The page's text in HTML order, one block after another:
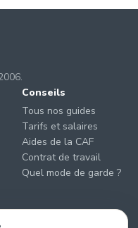
Conseils
Tous nos guides
Tarifs et salaires
Aides de la CAF
Contrat de travail
Quel mode de garde ?